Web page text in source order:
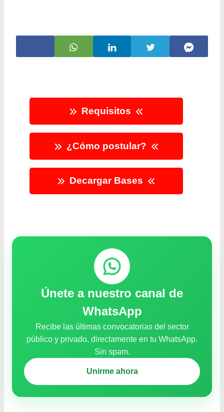
Requisitos
¿Cómo postular?
Decargar Bases
Únete a nuestro canal de
WhatsApp
Recibe las últimas convocatorias del sector
público y privado, directamente en tu WhatsApp.
Sin spam.
Unirme ahora